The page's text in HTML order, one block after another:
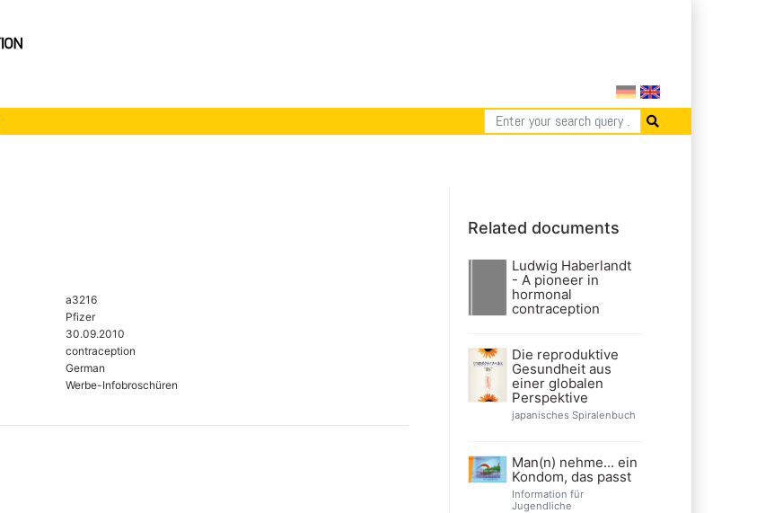
a3216
Pfizer
30.09.2010
contraception
German
Werbe-Infobroschüren
Related documents
Ludwig Haberlandt
- A pioneer in
hormonal
contraception
Die reproduktive
Gesundheit aus
einer globalen
Perspektive
japanisches Spiralenbuch
Man(n) nehme... ein
Kondom, das passt
Information für
Jugendliche